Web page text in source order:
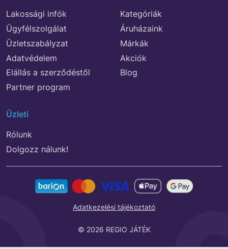
Lakossági infók
Ügyfélszolgálat
Üzletszabályzat
Adatvédelem
Elállás a szerződéstől
Partner program
Kategóriák
Áruházaink
Márkák
Akciók
Blog
Üzleti
Rólunk
Dolgozz nálunk!
© 2026 REGIO JÁTÉK
Adatkezelési tájékoztató